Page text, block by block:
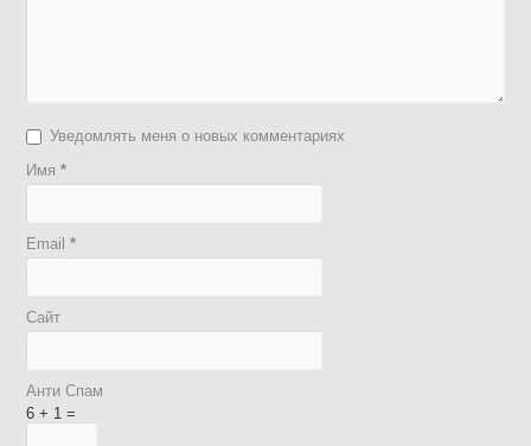
Уведомлять меня о новых комментариях
Имя*
Email*
Сайт
Анти Спам
6 + 1 =